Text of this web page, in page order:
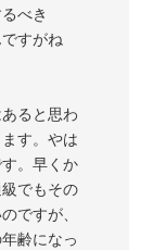
べき
すがね
ると思わ
す。やは
。早くか
でもその
ですが、
齢になっ